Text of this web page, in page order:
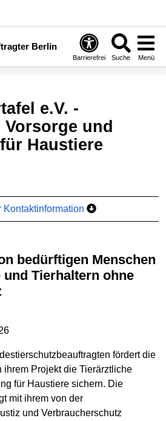
Berlin
Barrierefrei Suche Menü
und
Haustiere
Kontaktinformation
Tierhaltern ohne
fördert die
ihrem Projekt die Tierärztliche
für Haustiere sichern. Die
mit ihrem von der
und Verbraucherschutz